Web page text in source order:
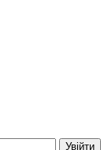
Увійти